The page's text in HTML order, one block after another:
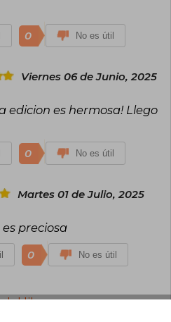
0 No es útil
Viernes 06 de Junio, 2025
edicion es hermosa! Llego
0 No es útil
Martes 01 de Julio, 2025
preciosa
0 No es útil
del libro